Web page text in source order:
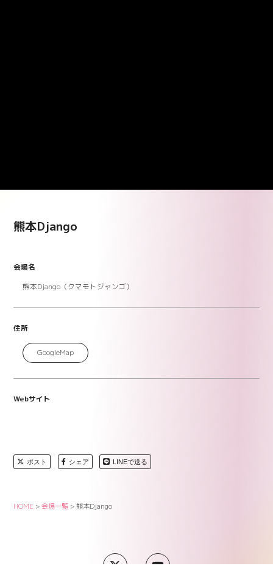
熊本Django
会場名
熊本Django（クマモトジャンゴ）
住所
GoogleMap
Webサイト
ポスト シェア LINEで送る
HOME >会場一覧 >熊本Django